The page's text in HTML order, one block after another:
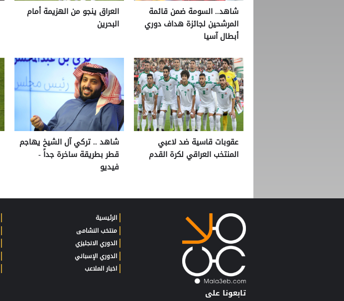
شاهد.. السومة ضمن قائمة
المرشحين لجائزة هداف دوري
أبطال آسيا
العراق ينجو من الهزيمة أمام
البحرين
عقوبات قاسية ضد لاعبي
المنتخب العراقي لكرة القدم
شاهد .. تركي آل الشيخ يهاجم
قطر بطريقة ساخرة جداً -
فيديو
تابعونا على
الرئيسية
منتخب النشامى
الدوري الانجليزي
الدوري الإسباني
اخبار الملاعب